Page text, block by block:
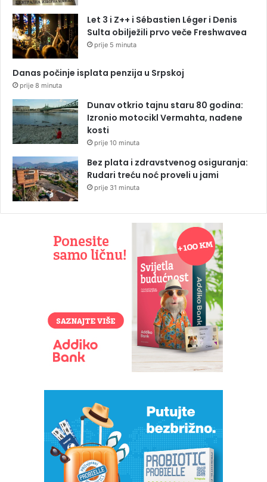
Let 3 i Z++ i Sébastien Léger i Denis
Sulta obilježili prvo veče Freshwavea
prije 5 minuta
Danas počinje isplata penzija u Srpskoj
prije 8 minuta
Dunav otkrio tajnu staru 80 godina:
Izronio motocikl Vermahta, nađene
kosti
prije 10 minuta
Bez plata i zdravstvenog osiguranja:
Rudari treću noć proveli u jami
prije 31 minuta